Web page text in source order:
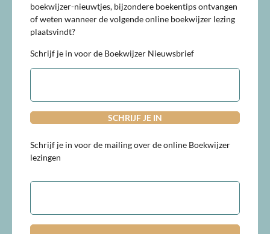
boekwijzer-nieuwtjes, bijzondere boekentips ontvangen
of weten wanneer de volgende online boekwijzer lezing
plaatsvindt?
Schrijf je in voor de Boekwijzer Nieuwsbrief
E-
Schrijf je in voor de mailing over de online Boekwijzer
lezingen
E-